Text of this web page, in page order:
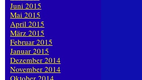
Juni 2015
Mai 2015
April 2015
März 2015
Februar 2015
Januar 2015
Dezember 2014
November 2014
Oktober 2014